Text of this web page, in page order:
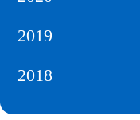
2019
2018